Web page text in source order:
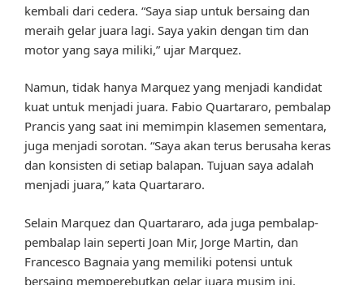
kembali dari cedera. “Saya siap untuk bersaing dan
meraih gelar juara lagi. Saya yakin dengan tim dan
motor yang saya miliki,” ujar Marquez.
Namun, tidak hanya Marquez yang menjadi kandidat
kuat untuk menjadi juara. Fabio Quartararo, pembalap
Prancis yang saat ini memimpin klasemen sementara,
juga menjadi sorotan. “Saya akan terus berusaha keras
dan konsisten di setiap balapan. Tujuan saya adalah
menjadi juara,” kata Quartararo.
Selain Marquez dan Quartararo, ada juga pembalap-
pembalap lain seperti Joan Mir, Jorge Martin, dan
Francesco Bagnaia yang memiliki potensi untuk
bersaing memperebutkan gelar juara musim ini.